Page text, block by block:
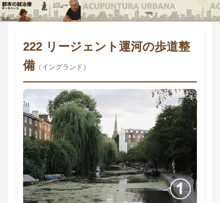
222 リージェント運河の歩道整
備 （イングランド）